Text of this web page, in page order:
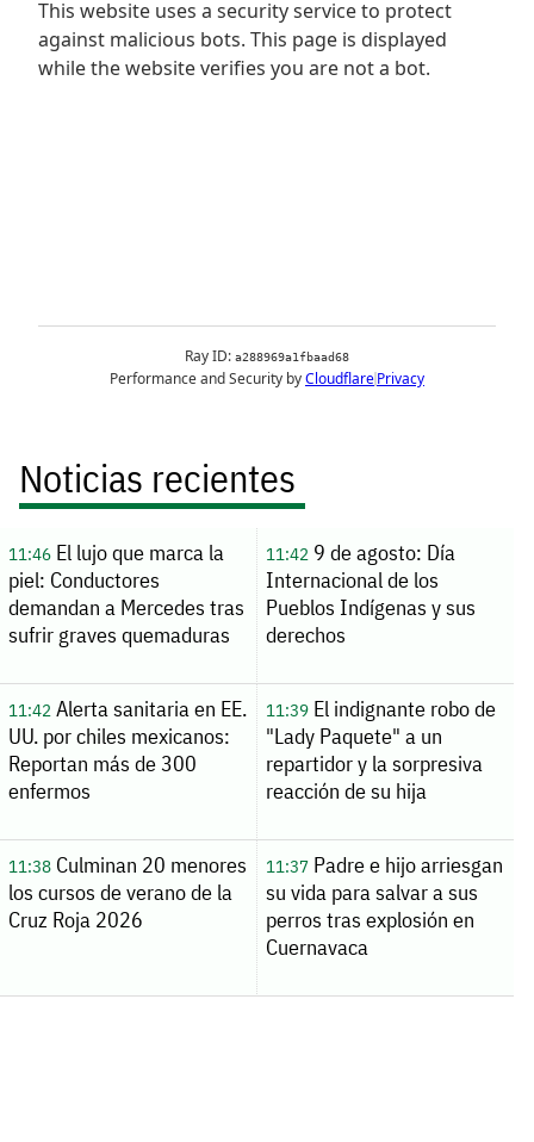
Noticias recientes
11:46El lujo que marca la
piel: Conductores
demandan a Mercedes tras
sufrir graves quemaduras
11:429 de agosto: Día
Internacional de los
Pueblos Indígenas y sus
derechos
11:42Alerta sanitaria en EE.
UU. por chiles mexicanos:
Reportan más de 300
enfermos
11:39El indignante robo de
"Lady Paquete" a un
repartidor y la sorpresiva
reacción de su hija
11:38Culminan 20 menores
los cursos de verano de la
Cruz Roja 2026
11:37Padre e hijo arriesgan
su vida para salvar a sus
perros tras explosión en
Cuernavaca